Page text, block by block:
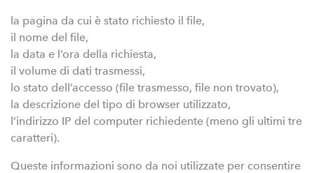
la pagina da cui è stato richiesto il file,
il nome del file,
la data e l’ora della richiesta,
il volume di dati trasmessi,
lo stato dell’accesso (file trasmesso, file non trovato),
la descrizione del tipo di browser utilizzato,
l’indirizzo IP del computer richiedente (meno gli ultimi tre
caratteri).
Queste informazioni sono da noi utilizzate per consentire